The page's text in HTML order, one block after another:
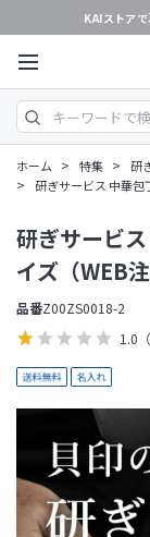
KAIストアで
ホーム > 特集 > 研
> 研ぎサービス 中華包
1.0
研ぎサービ
イズ（WEB
品番Z00ZS0018-2